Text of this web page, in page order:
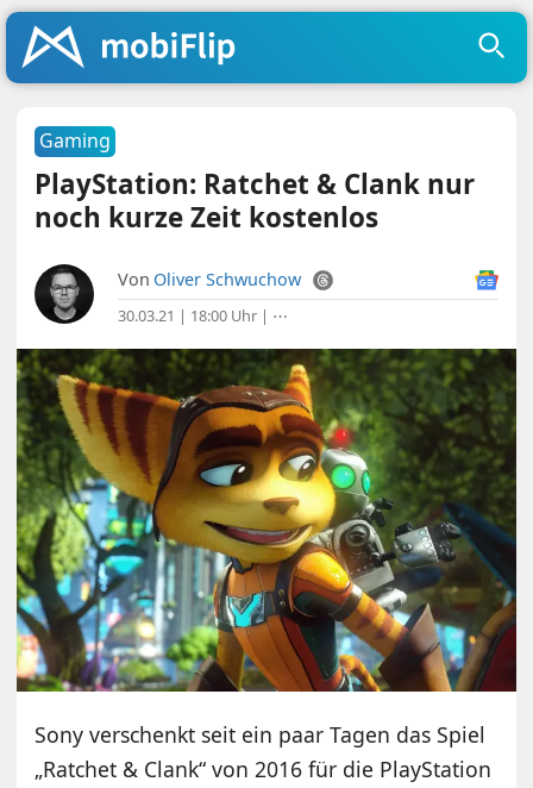
Gaming
PlayStation: Ratchet & Clank nur
noch kurze Zeit kostenlos
Von Oliver Schwuchow
30.03.21 | 18:00 Uhr | ⋯
Sony verschenkt seit ein paar Tagen das Spiel
„Ratchet & Clank“ von 2016 für die PlayStation